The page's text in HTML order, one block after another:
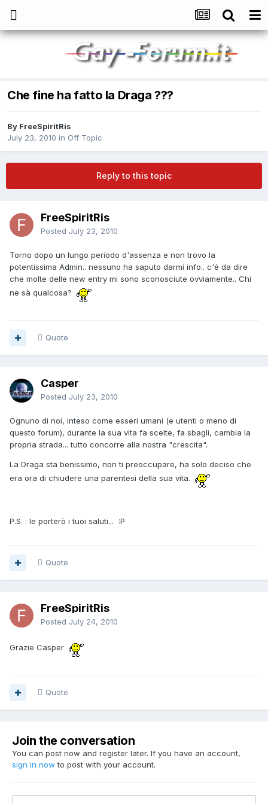
Che fine ha fatto la Draga ???
By FreeSpiritRis
July 23, 2010 in Off Topic
Reply to this topic
FreeSpiritRis
Posted July 23, 2010
Torno dopo un lungo periodo d'assenza e non trovo la
potentissima Admin.. nessuno ha saputo darmi info.. c'è da dire
che molte delle new entry mi sono sconosciute ovviamente.. Chi
ne sà qualcosa?
Quote
Casper
Posted July 23, 2010
Ognuno di noi, inteso come esseri umani (e utenti o meno di
questo forum), durante la sua vita fa scelte, fa sbagli, cambia la
propria strada... tutto concorre alla nostra "crescita".
La Draga sta benissimo, non ti preoccupare, ha solo deciso che
era ora di chiudere una parentesi della sua vita.
P.S. : le porterò i tuoi saluti... :P
Quote
FreeSpiritRis
Posted July 24, 2010
Grazie Casper
Quote
Join the conversation
You can post now and register later. If you have an account,
sign in now to post with your account.